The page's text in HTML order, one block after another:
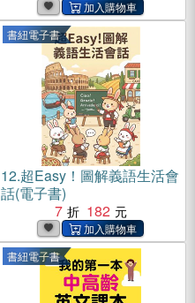
書紐電子書
12.超Easy！圖解義語生活會
話(電子書)
7
182
書紐電子書